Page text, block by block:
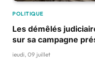
POLITIQUE
Les démêlés
sur sa campagne
jeudi, 09 juillet